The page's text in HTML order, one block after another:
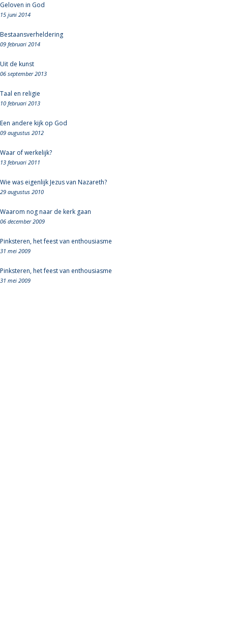
Geloven in God
15 juni 2014
Bestaansverheldering
09 februari 2014
Uit de kunst
06 september 2013
Taal en religie
10 februari 2013
Een andere kijk op God
09 augustus 2012
Waar of werkelijk?
13 februari 2011
Wie was eigenlijk Jezus van Nazareth?
29 augustus 2010
Waarom nog naar de kerk gaan
06 december 2009
Pinksteren, het feest van enthousiasme
31 mei 2009
Pinksteren, het feest van enthousiasme
31 mei 2009